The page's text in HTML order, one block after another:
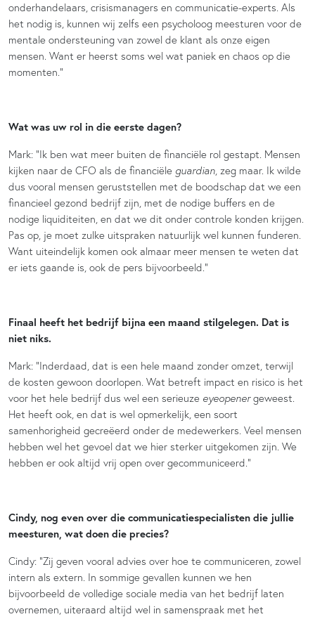
onderhandelaars, crisismanagers en communicatie-experts. Als
het nodig is, kunnen wij zelfs een psycholoog meesturen voor de
mentale ondersteuning van zowel de klant als onze eigen
mensen. Want er heerst soms wel wat paniek en chaos op die
momenten.”
Wat was uw rol in die eerste dagen?
Mark: “Ik ben wat meer buiten de financiële rol gestapt. Mensen
kijken naar de CFO als de financiële guardian, zeg maar. Ik wilde
dus vooral mensen geruststellen met de boodschap dat we een
financieel gezond bedrijf zijn, met de nodige buffers en de
nodige liquiditeiten, en dat we dit onder controle konden krijgen.
Pas op, je moet zulke uitspraken natuurlijk wel kunnen funderen.
Want uiteindelijk komen ook almaar meer mensen te weten dat
er iets gaande is, ook de pers bijvoorbeeld.”
Finaal heeft het bedrijf bijna een maand stilgelegen. Dat is
niet niks.
Mark: “Inderdaad, dat is een hele maand zonder omzet, terwijl
de kosten gewoon doorlopen. Wat betreft impact en risico is het
voor het hele bedrijf dus wel een serieuze eyeopenergeweest.
Het heeft ook, en dat is wel opmerkelijk, een soort
samenhorigheid gecreëerd onder de medewerkers. Veel mensen
hebben wel het gevoel dat we hier sterker uitgekomen zijn. We
hebben er ook altijd vrij open over gecommuniceerd.”
Cindy, nog even over die communicatiespecialisten die jullie
meesturen, wat doen die precies?
Cindy: “Zij geven vooral advies over hoe te communiceren, zowel
intern als extern. In sommige gevallen kunnen we hen
bijvoorbeeld de volledige sociale media van het bedrijf laten
overnemen, uiteraard altijd wel in samenspraak met het